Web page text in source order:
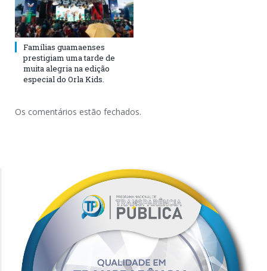
Famílias guamaenses
prestigiam uma tarde de
muita alegria na edição
especial do Orla Kids.
Os comentários estão fechados.